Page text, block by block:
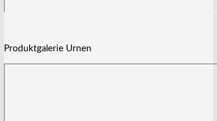
Produktgalerie Urnen